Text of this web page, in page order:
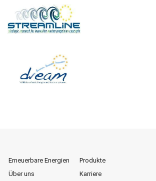
Erneuerbare Energien
Produkte
Über uns
Karriere